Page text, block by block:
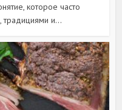
которое часто
традициями и...